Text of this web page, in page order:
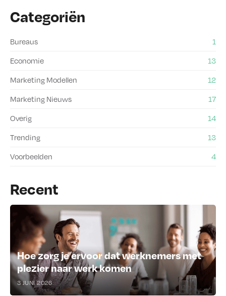
Categoriën
Bureaus
1
Economie
13
Marketing Modellen
12
Marketing Nieuws
17
Overig
14
Trending
13
Voorbeelden
4
Recent
Hoe zorg je ervoor dat werknemers met
plezier naar werk komen
3 JUNI 2026